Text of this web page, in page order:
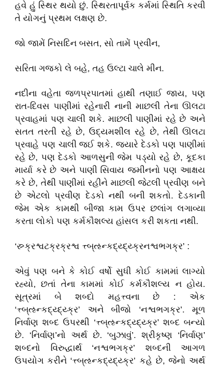
હવે હું સ્થિર થયો છું. સ્થિરતાપૂર્વક કર્મમાં સ્થિતિ કરવી
તે યોગનું પ્રથમ લક્ષણ છે.
જો જામેં નિસદિન બસત, સો તામેં પ્રવીન,
સરિતા ગજકો લે બહે, તહ ઉલ્ટા ચાલે મીન.
નદીના વહેતા જળપ્રપાતમાં હાથી તણાઈ જાય, પણ
રાત-દિવસ પાણીમાં રહેનારી નાની માછલી તેના ઊલટા
પ્રવાહમાં પણ ચાલી શકે. માછલી પાણીમાં રહે છે અને
સતત તરતી રહે છે, ઉદ્યમશીલ રહે છે, તેથી ઊલટા
પ્રવાહે પણ ચાલી જઈ શકે. જ્યારે દેડકો પણ પાણીમાં
રહે છે, પણ દેડકો આળસુની જેમ પડ્યો રહે છે, કૂદકા
માર્યા કરે છે અને પાણી સિવાય જમીનનો પણ આક્ષય
કરે છે, તેથી પાણીમાં રહીને માછલી જેટલી પ્રવીણ બને
છે એટલો પ્રવીણ દેડકો નથી બની શકતો. દેડકાની
જેમ એક કામથી બીજા કામ ઉપર છલાંગ લગાવ્યા
કરતા લોકો પણ કર્મકૌશલ્ય હાંસલ કરી શકતા નથી.
‘સ્ર્ક્રશ્વટક્રક્રશ્વ ત્ત્બ્ઌન્કદ્ય્દ્ય્ક્રનશ્વભગક્ર’ :
એવું પણ બને કે કોઈ વર્ષો સુધી કોઈ કામમાં લાગ્યો
રહ્યો, છતાં તેના કામમાં કોઈ કર્મકૌશલ્ય ન હોય.
સૂત્રમાં બે શબ્દો મહત્ત્વના છે : એક
‘ત્ત્બ્ઌન્કદ્ય્દ્ય્ક્ર’ અને બીજો ‘નશ્વભગક્ર’. મૂળ
નિર્વાણ શબ્દ ઉપરથી ‘ત્ત્બ્ઌન્કદ્ય્દ્ય્ક્ર’ શબ્દ બન્યો
છે. ‘નિર્વાણ’નો અર્થ છે. ‘બુઝાવું’. શ્રીકૃષ્ણ ‘નિર્વાણ’
શબ્દનો વિરુદ્ધાર્થ ‘નશ્વભગક્ર’ શબ્દની આગળ
ઉપયોગ કરીને ‘ત્ત્બ્ઌન્કદ્ય્દ્ય્ક્ર’ કહે છે, જેનો અર્થ